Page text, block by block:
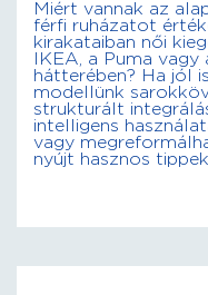
Miért vannak az
férfi ruházatot
kirakataiban női
IKEA, a Puma
hátterében? Ha jól
modellünk
strukturált
intelligens
vagy
nyújt hasznos